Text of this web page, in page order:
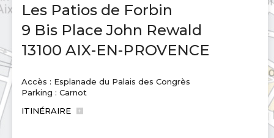
Les Patios de Forbin
9 Bis Place John Rewald
13100 AIX-EN-PROVENCE
Accès : Esplanade du Palais des Congrès
Parking : Carnot
ITINÉRAIRE